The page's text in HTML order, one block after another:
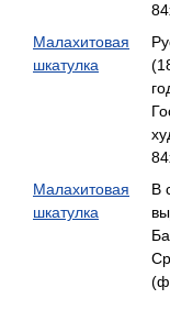
Малахитовая
шкатулка
Малахитовая
шкатулка
В